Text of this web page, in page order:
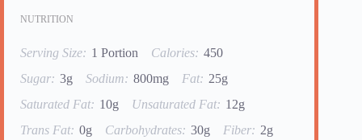
NUTRITION
Serving Size: 1 Portion Calories: 450
Sugar: 3g Sodium: 800mg Fat: 25g
Saturated Fat: 10g Unsaturated Fat: 12g
Trans Fat: 0g Carbohydrates: 30g Fiber: 2g